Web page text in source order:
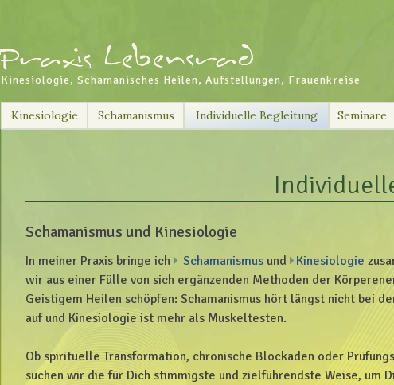
Kinesiologie, Schamanisches Heilen, Aufstellungen, Frauenkreise
Skip
to
Kinesiologie Schamanismus Individuelle Begleitung Seminare
Schamanismus und Kinesiologie
In meiner Praxis bringe ich Schamanismus und Kinesiologie
wir aus einer Fülle von sich ergänzenden Methoden der
Geistigem Heilen schöpfen: Schamanismus hört längst nicht bei
auf und Kinesiologie ist mehr als Muskeltesten.
Ob spirituelle Transformation, chronische Blockaden oder
suchen wir die für Dich stimmigste und zielführendste Weise, um